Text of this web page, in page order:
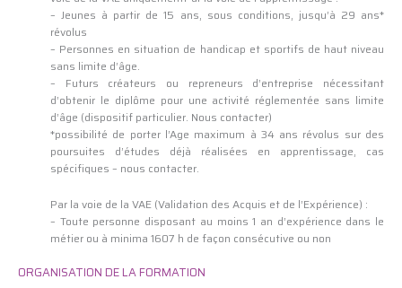
– Jeunes à partir de 15 ans, sous conditions, jusqu’à 29 ans*
révolus
– Personnes en situation de handicap et sportifs de haut niveau
sans limite d’âge.
– Futurs créateurs ou repreneurs d’entreprise nécessitant
d’obtenir le diplôme pour une activité réglementée sans limite
d’âge (dispositif particulier. Nous contacter)
*possibilité de porter l’Age maximum à 34 ans révolus sur des
poursuites d’études déjà réalisées en apprentissage, cas
spécifiques – nous contacter.
Par la voie de la VAE (Validation des Acquis et de l’Expérience) :
– Toute personne disposant au moins 1 an d’expérience dans le
métier ou à minima 1607 h de façon consécutive ou non
ORGANISATION DE LA FORMATION